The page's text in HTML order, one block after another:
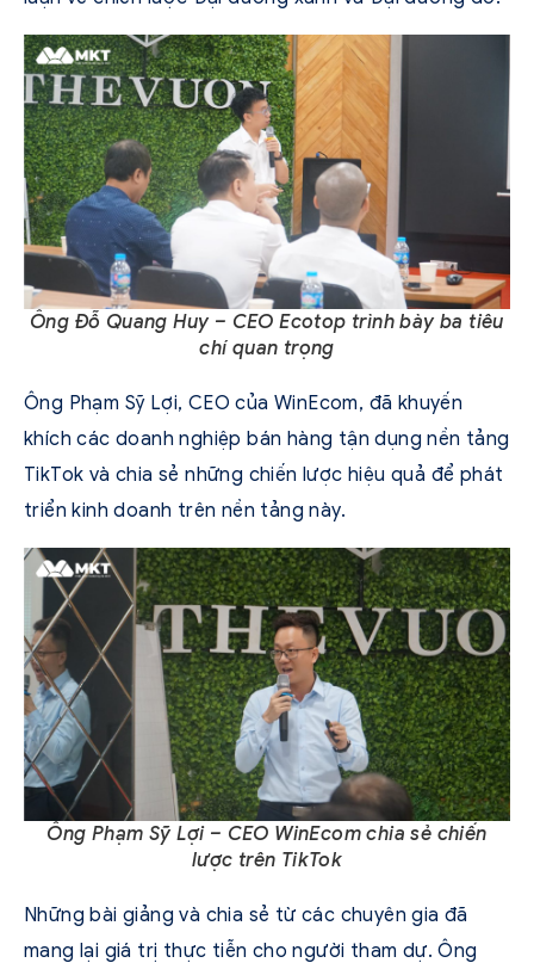
Ông Đỗ Quang Huy – CEO Ecotop trình bày ba tiêu
chí quan trọng
Ông Phạm Sỹ Lợi, CEO của WinEcom, đã khuyến
khích các doanh nghiệp bán hàng tận dụng nền tảng
TikTok và chia sẻ những chiến lược hiệu quả để phát
triển kinh doanh trên nền tảng này.
Ông Phạm Sỹ Lợi – CEO WinEcom chia sẻ chiến
lược trên TikTok
Những bài giảng và chia sẻ từ các chuyên gia đã
mang lại giá trị thực tiễn cho người tham dự. Ông